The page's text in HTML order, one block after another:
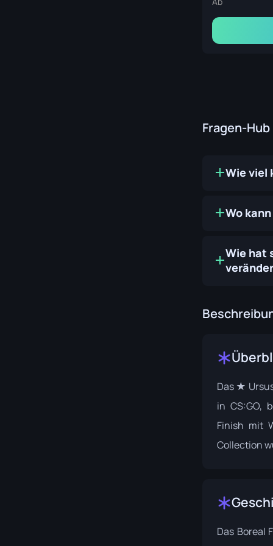
Fragen-Hub
Wie viel
Wo
Wie hat
Das ★
in CS:GO,
Finish mit
Collection
Das Boreal